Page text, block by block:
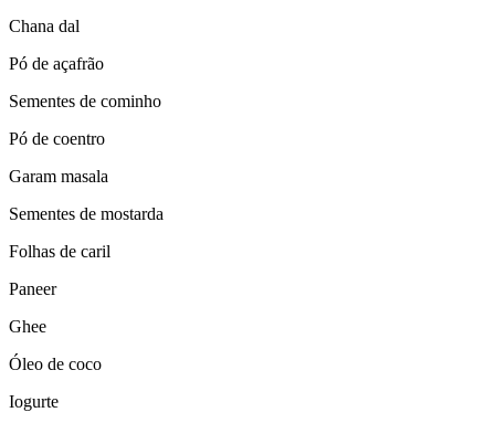
Chana dal
Pó de açafrão
Sementes de cominho
Pó de coentro
Garam masala
Sementes de mostarda
Folhas de caril
Paneer
Ghee
Óleo de coco
Iogurte